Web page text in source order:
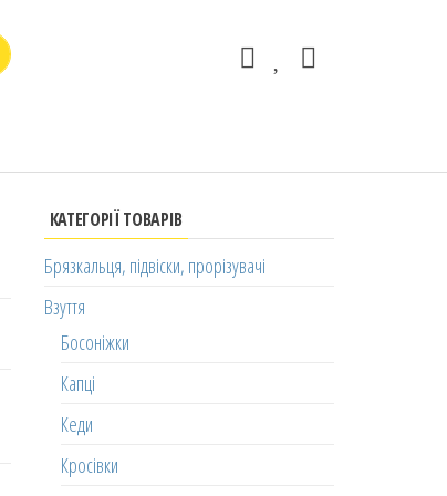
КАТЕГОРІЇ ТОВАРІВ
Брязкальця, підвіски, прорізувачі
Взуття
Босоніжки
Капці
Кеди
Кросівки